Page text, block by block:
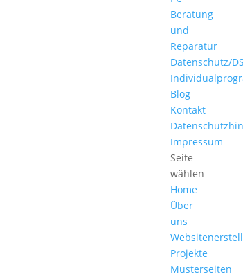
Beratung
und
Reparatur
Datenschutz/
Blog
Kontakt
Impressum
Seite
wählen
Home
Über
uns
Projekte
Musterseiten